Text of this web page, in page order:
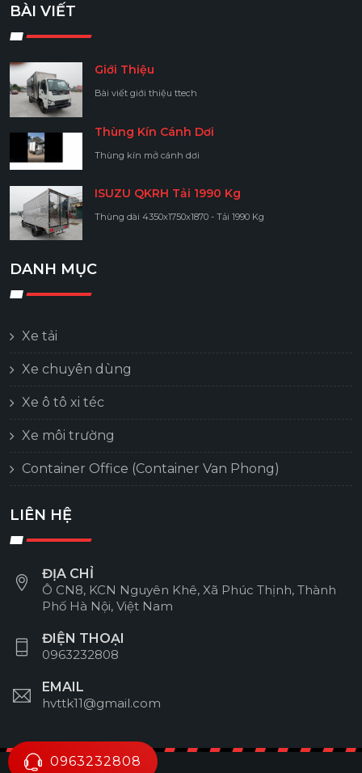
BÀI VIẾT
Giới Thiệu
Bài viết giới thiệu ttech
Thùng Kín Cánh Dơi
Thùng kín mở cánh dơi
ISUZU QKRH Tải 1990 Kg
Thùng dài 4350x1750x1870 - Tải 1990 Kg
DANH MỤC
Xe tải
Xe chuyên dùng
Xe ô tô xi téc
Xe môi trường
Container Office (Container Van Phong)
LIÊN HỆ
ĐỊA CHỈ
Ô CN8, KCN Nguyên Khê, Xã Phúc Thịnh, Thành
Phố Hà Nội, Việt Nam
ĐIỆN THOẠI
0963232808
EMAIL
hvttk11@gmail.com
0963232808